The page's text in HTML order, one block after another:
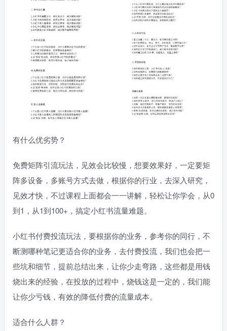
有什么优劣势？
免费矩阵引流玩法，见效会比较慢，想要效果好，一定要矩
阵多设备，多账号方式去做，根据你的行业，去深入研究，
见效才快，不过课程上面都会一一讲解，轻松让你学会，从0
到1，从1到100+，搞定小红书流量难题。
小红书付费投流玩法，要根据你的业务，参考你的同行，不
断测哪种笔记更适合你的业务，去付费投流，我们也会把一
些坑和细节，提前总结出来，让你少走弯路，这些都是用钱
烧出来的经验，在投放的过程中，烧钱这是一定的，我们能
让你少亏钱，有效的降低付费的流量成本。
适合什么人群？